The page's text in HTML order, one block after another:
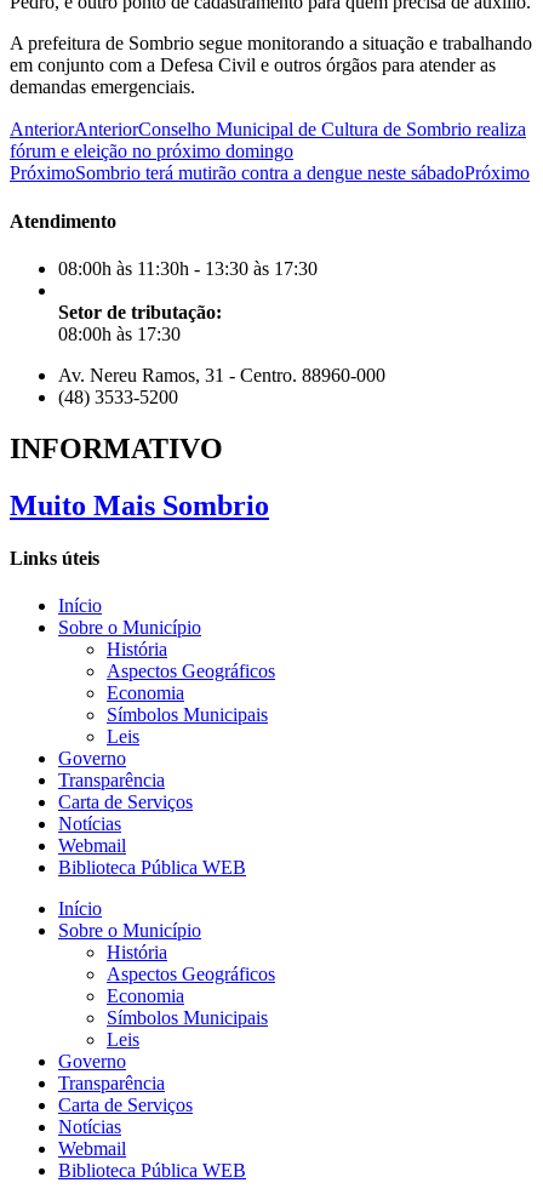
A prefeitura de Sombrio segue monitorando a situação e trabalhando
em conjunto com a Defesa Civil e outros órgãos para atender as
demandas emergenciais.
AnteriorAnteriorConselho Municipal de Cultura de Sombrio realiza
fórum e eleição no próximo domingo
PróximoSombrio terá mutirão contra a dengue neste sábadoPróximo
Atendimento
08:00h às 11:30h - 13:30 às 17:30
Setor de tributação:
08:00h às 17:30
Av. Nereu Ramos, 31 - Centro. 88960-000
(48) 3533-5200
INFORMATIVO
Muito Mais Sombrio
Links úteis
Início
Sobre o Município
História
Aspectos Geográficos
Economia
Símbolos Municipais
Leis
Governo
Transparência
Carta de Serviços
Notícias
Webmail
Biblioteca Pública WEB
Início
Sobre o Município
História
Aspectos Geográficos
Economia
Símbolos Municipais
Leis
Governo
Transparência
Carta de Serviços
Notícias
Webmail
Biblioteca Pública WEB